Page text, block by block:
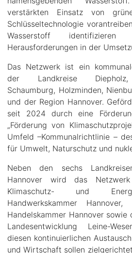
verstärkten Einsatz von
Schlüsseltechnologie
Wasserstoff
Herausforderungen in der
Das Netzwerk ist ein
der Landkreise Diepholz,
Schaumburg, Holzminden,
und der Region Hannover.
seit 2024 durch eine
„Förderung von
Umfeld –Kommunalrichtlinie –
für Umwelt, Naturschutz und
Neben den sechs
Hannover wird das
Klimaschutz- und
Handwerkskammer
Handelskammer Hannover
Landesentwicklung Leine-
diesen kontinuierlichen
und Wirtschaft sollen